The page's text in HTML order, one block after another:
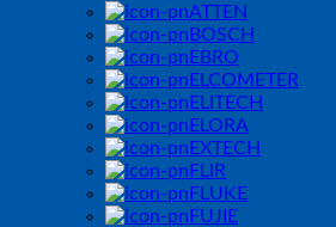
ATTEN
BOSCH
EBRO
ELCOMETER
ELITECH
ELORA
EXTECH
FLIR
FLUKE
FUJIE